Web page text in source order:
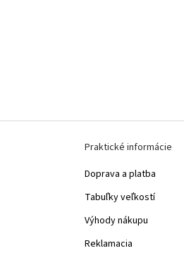
Praktické informácie
Doprava a platba
Tabuľky veľkostí
Výhody nákupu
Reklamacia